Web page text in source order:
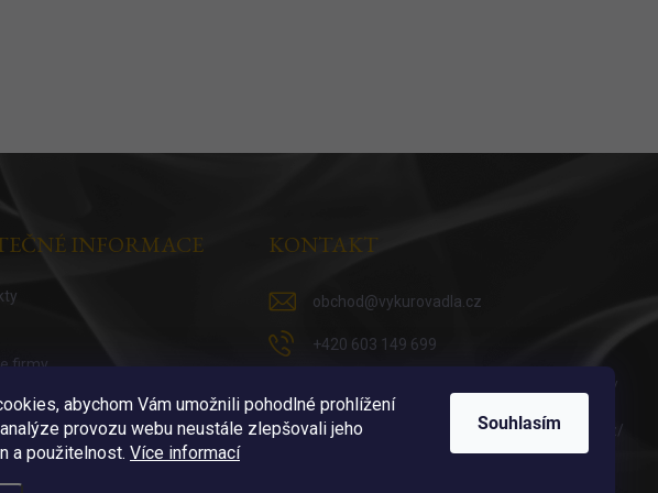
abychom Vám umožnili pohodlné prohlížení
provozu webu neustále zlepšovali jeho
a použitelnost. Více informací
Souhlasím
INFORMACE
firmy
vykuřováni
KONTAKT
obchod@vykurovadla.cz
+420 603 149 699
https://www.facebook.com/vykurovadla.cz/
https://www.instagram.com/vykurovadla.cz/